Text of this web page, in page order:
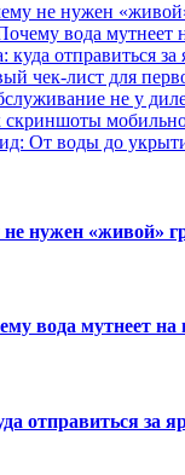
не нужен
вода мутнеет
отправиться
чек-лист для
не у
скриншоты
От воды до
нужен «живой»
вода мутнеет на
отправиться за